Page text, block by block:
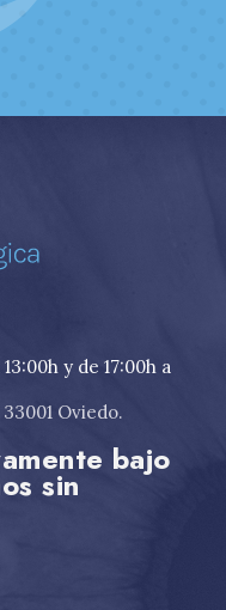
y de 17:00h a
Oviedo.
bajo
sin